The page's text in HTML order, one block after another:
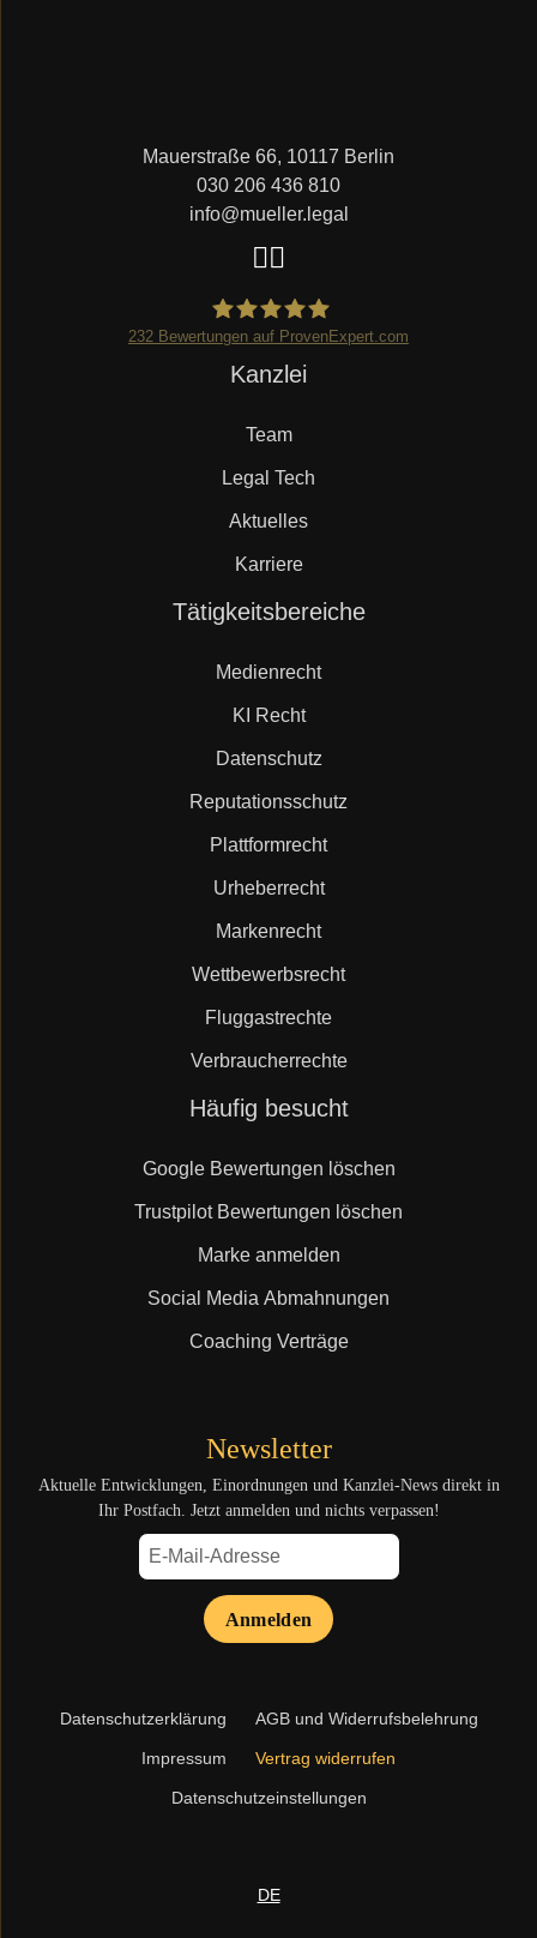
Mauerstraße 66, 10117 Berlin
030 206 436 810
info@mueller.legal
Mueller.legal
232 Bewertungen auf ProvenExpert.com
Kanzlei
Team
Legal Tech
Aktuelles
Karriere
Tätigkeitsbereiche
Medienrecht
KI Recht
Datenschutz
Reputationsschutz
Plattformrecht
Urheberrecht
Markenrecht
Wettbewerbsrecht
Fluggastrechte
Verbraucherrechte
Häufig besucht
Google Bewertungen löschen
Trustpilot Bewertungen löschen
Marke anmelden
Social Media Abmahnungen
Coaching Verträge
Newsletter
Aktuelle Entwicklungen, Einordnungen und Kanzlei-News direkt in
Ihr Postfach. Jetzt anmelden und nichts verpassen!
Anmelden
Navigation
Datenschutzerklärung AGB und Widerrufsbelehrung
Impressum Vertrag widerrufen
Datenschutzeinstellungen
DE